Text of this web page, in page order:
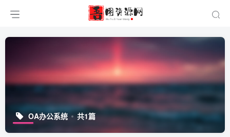
OA办公系统 共1篇